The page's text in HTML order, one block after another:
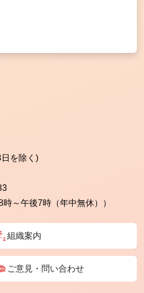
を除く)
～午後7時（年中無休））
組織案内
ご意見・問い合わせ